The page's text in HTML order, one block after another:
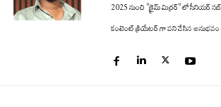
2025 నుంచి "క్రైమ్ మిర్రర్" లో సీనియర్
కంటెంట్ క్రియేటర్ గా పని చేసిన అనుభవం